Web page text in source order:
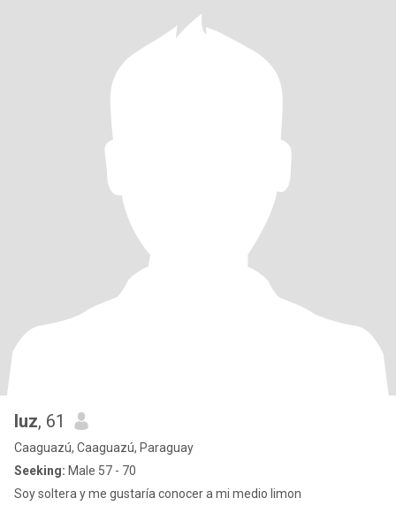
luz, 61
Caaguazú, Caaguazú, Paraguay
Seeking: Male 57 - 70
Soy soltera y me gustaría conocer a mi medio limon